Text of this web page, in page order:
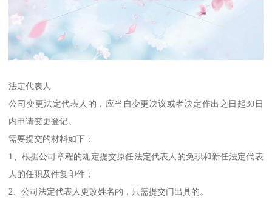
法定代表人
公司变更法定代表人的，应当自变更决议或者决定作出之日起30日
内申请变更登记。
需要提交的材料如下：
1、根据公司章程的规定提交原任法定代表人的免职和新任法定代表
人的任职及件复印件；
2、公司法定代表人更改姓名的，只需提交门出具的。